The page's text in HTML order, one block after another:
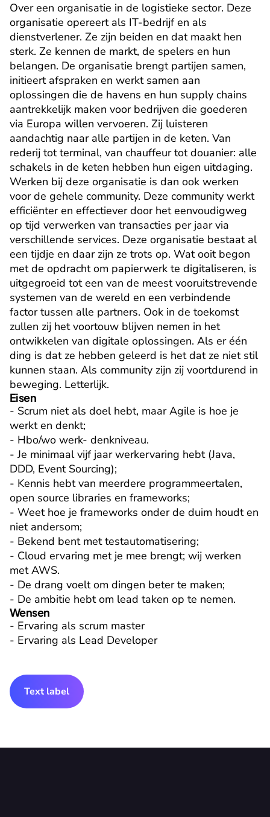
Over een organisatie in de logistieke sector. Deze
organisatie opereert als IT-bedrijf en als
dienstverlener. Ze zijn beiden en dat maakt hen
sterk. Ze kennen de markt, de spelers en hun
belangen. De organisatie brengt partijen samen,
initieert afspraken en werkt samen aan
oplossingen die de havens en hun supply chains
aantrekkelijk maken voor bedrijven die goederen
via Europa willen vervoeren. Zij luisteren
aandachtig naar alle partijen in de keten. Van
rederij tot terminal, van chauffeur tot douanier: alle
schakels in de keten hebben hun eigen uitdaging.
Werken bij deze organisatie is dan ook werken
voor de gehele community. Deze community werkt
efficiënter en effectiever door het eenvoudigweg
op tijd verwerken van transacties per jaar via
verschillende services. Deze organisatie bestaat al
een tijdje en daar zijn ze trots op. Wat ooit begon
met de opdracht om papierwerk te digitaliseren, is
uitgegroeid tot een van de meest vooruitstrevende
systemen van de wereld en een verbindende
factor tussen alle partners. Ook in de toekomst
zullen zij het voortouw blijven nemen in het
ontwikkelen van digitale oplossingen. Als er één
ding is dat ze hebben geleerd is het dat ze niet stil
kunnen staan. Als community zijn zij voortdurend in
beweging. Letterlijk.
Eisen
- Scrum niet als doel hebt, maar Agile is hoe je
werkt en denkt;
- Hbo/wo werk- denkniveau.
- Je minimaal vijf jaar werkervaring hebt (Java,
DDD, Event Sourcing);
- Kennis hebt van meerdere programmeertalen,
open source libraries en frameworks;
- Weet hoe je frameworks onder de duim houdt en
niet andersom;
- Bekend bent met testautomatisering;
- Cloud ervaring met je mee brengt; wij werken
met AWS.
- De drang voelt om dingen beter te maken;
- De ambitie hebt om lead taken op te nemen.
Wensen
- Ervaring als scrum master
- Ervaring als Lead Developer
Text label